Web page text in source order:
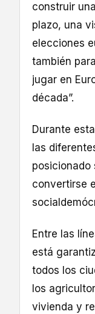
construir
plazo, una
elecciones
también
jugar en
década”.
Durante
las
posicionado
convertirse
Entre las
está
todos los
los
vivienda y